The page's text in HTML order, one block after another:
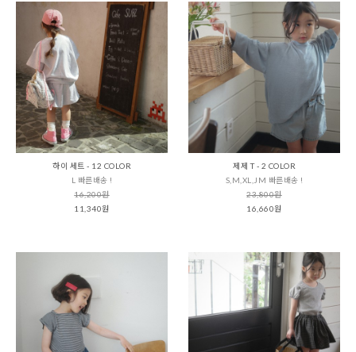
하이 세트 - 12 COLOR
L 빠른배송 !
16,200원
11,340원
제제 T - 2 COLOR
S,M,XL,JM 빠른배송 !
23,800원
16,660원